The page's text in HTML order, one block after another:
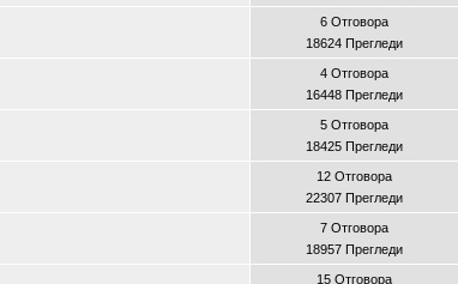
6 Отговора
18624 Прегледи
4 Отговора
16448 Прегледи
5 Отговора
18425 Прегледи
12 Отговора
22307 Прегледи
7 Отговора
18957 Прегледи
15 Отговора